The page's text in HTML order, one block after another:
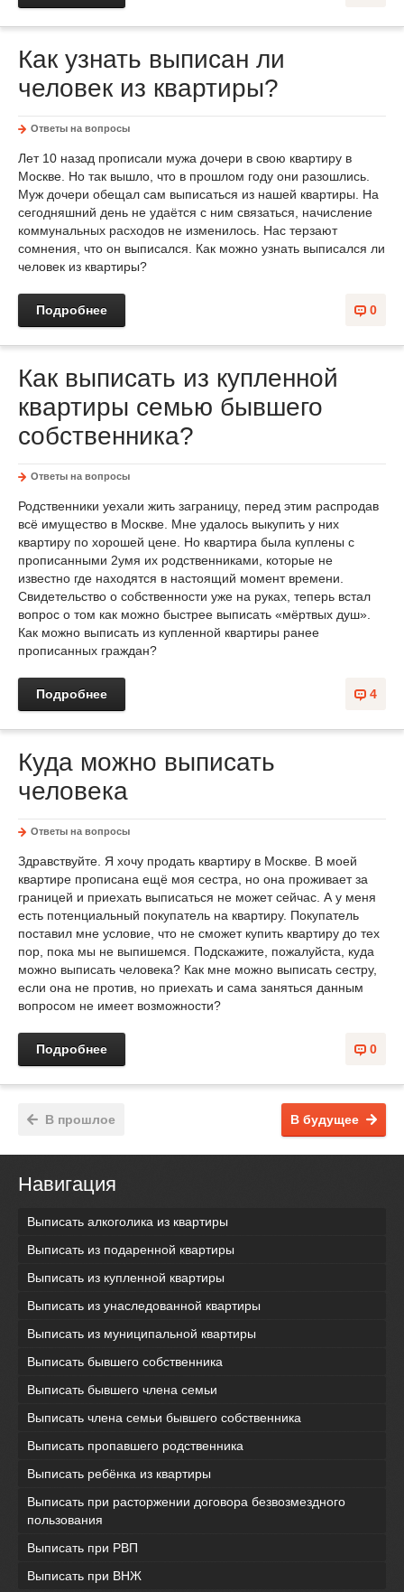
Как узнать выписан ли
человек из квартиры?
Ответы на вопросы
Лет 10 назад прописали мужа дочери в свою квартиру в
Москве. Но так вышло, что в прошлом году они разошлись.
Муж дочери обещал сам выписаться из нашей квартиры. На
сегодняшний день не удаётся с ним связаться, начисление
коммунальных расходов не изменилось. Нас терзают
сомнения, что он выписался. Как можно узнать выписался ли
человек из квартиры?
0
Подробнее
Как выписать из купленной
квартиры семью бывшего
собственника?
Ответы на вопросы
Родственники уехали жить заграницу, перед этим распродав
всё имущество в Москве. Мне удалось выкупить у них
квартиру по хорошей цене. Но квартира была куплены с
прописанными 2умя их родственниками, которые не
известно где находятся в настоящий момент времени.
Свидетельство о собственности уже на руках, теперь встал
вопрос о том как можно быстрее выписать «мёртвых душ».
Как можно выписать из купленной квартиры ранее
прописанных граждан?
4
Подробнее
Куда можно выписать
человека
Ответы на вопросы
Здравствуйте. Я хочу продать квартиру в Москве. В моей
квартире прописана ещё моя сестра, но она проживает за
границей и приехать выписаться не может сейчас. А у меня
есть потенциальный покупатель на квартиру. Покупатель
поставил мне условие, что не сможет купить квартиру до тех
пор, пока мы не выпишемся. Подскажите, пожалуйста, куда
можно выписать человека? Как мне можно выписать сестру,
если она не против, но приехать и сама заняться данным
вопросом не имеет возможности?
0
Подробнее
В будущее
В прошлое
Навигация
Выписать алкоголика из квартиры
Выписать из подаренной квартиры
Выписать из купленной квартиры
Выписать из унаследованной квартиры
Выписать из муниципальной квартиры
Выписать бывшего собственника
Выписать бывшего члена семьи
Выписать члена семьи бывшего собственника
Выписать пропавшего родственника
Выписать ребёнка из квартиры
Выписать при расторжении договора безвозмездного
пользования
Выписать при РВП
Выписать при ВНЖ